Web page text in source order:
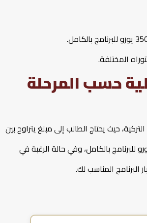
حسب المرحلة
حيث يحتاج الطالب إلى مبلغ يتراوح بين
3500 يورو لدراسة البكالوريوس، كما أن دراسة الماجستير لا تزيد عن 3500 يورو للبرنامج بالكامل، وفي حالة الرغبة في